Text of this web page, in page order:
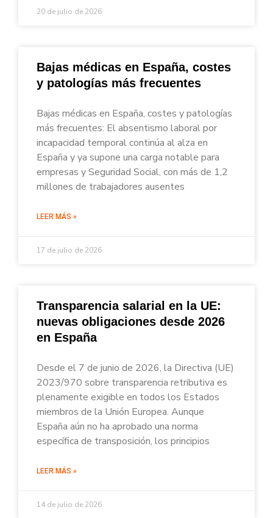
20 de julio de 2026
Bajas médicas en España, costes
y patologías más frecuentes
Bajas médicas en España, costes y patologías
más frecuentes: El absentismo laboral por
incapacidad temporal continúa al alza en
España y ya supone una carga notable para
empresas y Seguridad Social, con más de 1,2
millones de trabajadores ausentes
LEER MÁS »
17 de julio de 2026
Transparencia salarial en la UE:
nuevas obligaciones desde 2026
en España
Desde el 7 de junio de 2026, la Directiva (UE)
2023/970 sobre transparencia retributiva es
plenamente exigible en todos los Estados
miembros de la Unión Europea. Aunque
España aún no ha aprobado una norma
específica de transposición, los principios
LEER MÁS »
14 de julio de 2026